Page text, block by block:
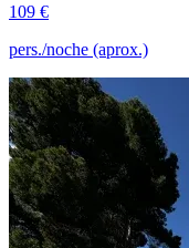
109 €
pers./noche (aprox.)